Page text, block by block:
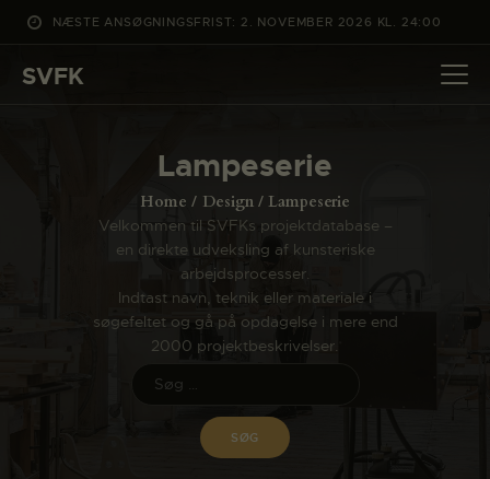
NÆSTE ANSØGNINGSFRIST: 2. NOVEMBER 2026 KL. 24:00
SVFK
Lampeserie
Home Design Lampeserie
Velkommen til SVFKs projektdatabase –
en direkte udveksling af kunsteriske
arbejdsprocesser.
Indtast navn, teknik eller materiale i
søgefeltet og gå på opdagelse i mere end
2000 projektbeskrivelser.
DET SKER
CHANNEL
ANSØG
OM SVFK
ENGLISH